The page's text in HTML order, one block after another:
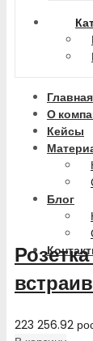
Главная
О
Кейсы
Блог
223 256.92